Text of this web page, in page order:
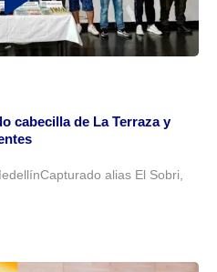
cabecilla de La Terraza y
alias El Sobri,